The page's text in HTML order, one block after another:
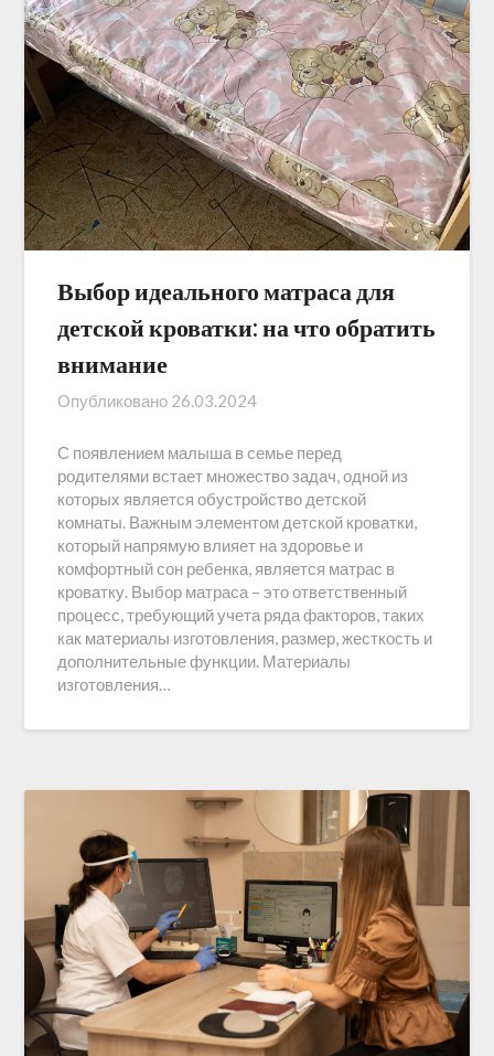
Выбор идеального матраса для
детской кроватки: на что обратить
внимание
Опубликовано 26.03.2024
С появлением малыша в семье перед
родителями встает множество задач, одной из
которых является обустройство детской
комнаты. Важным элементом детской кроватки,
который напрямую влияет на здоровье и
комфортный сон ребенка, является матрас в
кроватку. Выбор матраса – это ответственный
процесс, требующий учета ряда факторов, таких
как материалы изготовления, размер, жесткость и
дополнительные функции. Материалы
изготовления…